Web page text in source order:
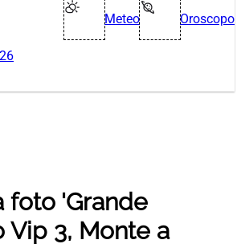
Meteo Oroscopo
foto 'Grande
Vip 3, Monte a